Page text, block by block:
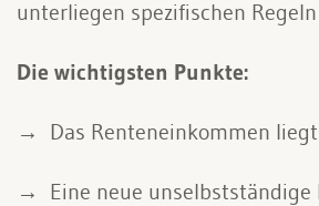
unterliegen spezifischen
Die wichtigsten Punkte:
Das Renteneinkommen
Eine neue